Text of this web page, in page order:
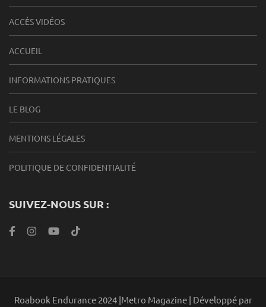
ACCÈS VIDÉOS
ACCUEIL
INFORMATIONS PRATIQUES
LE BLOG
MENTIONS LÉGALES
POLITIQUE DE CONFIDENTIALITÉ
SUIVEZ-NOUS SUR :
Roabook Endurance 2024 |Metro Magazine | Développé par